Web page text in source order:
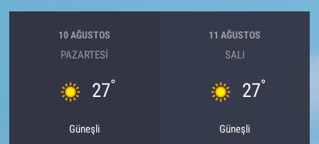
10 AĞUSTOS
PAZARTESI
27°
Güneşli
11 AĞUSTOS
SALI
27°
Güneşli